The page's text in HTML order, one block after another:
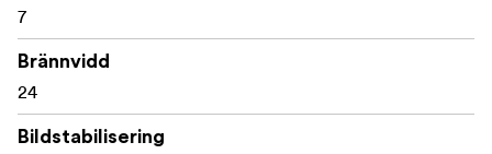
Avancerad optisk konstruktion:
färgåtergivning.
7
Brännvidd
24
Bildstabilisering